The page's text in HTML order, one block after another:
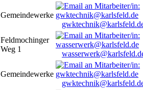
Gemeindewerke
Feldmochinger
Weg 1
Gemeindewerke